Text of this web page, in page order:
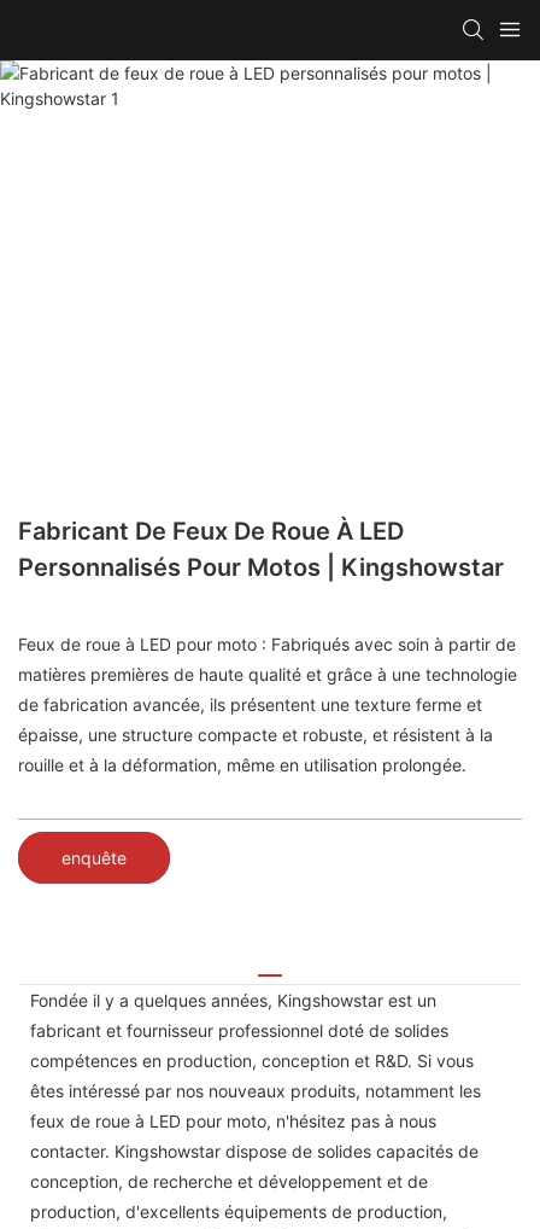
Fabricant De Feux De Roue À LED
Personnalisés Pour Motos | Kingshowstar
Feux de roue à LED pour moto : Fabriqués avec soin à partir de
matières premières de haute qualité et grâce à une technologie
de fabrication avancée, ils présentent une texture ferme et
épaisse, une structure compacte et robuste, et résistent à la
rouille et à la déformation, même en utilisation prolongée.
enquête
Fondée il y a quelques années, Kingshowstar est un
fabricant et fournisseur professionnel doté de solides
compétences en production, conception et R&D. Si vous
êtes intéressé par nos nouveaux produits, notamment les
feux de roue à LED pour moto, n'hésitez pas à nous
contacter. Kingshowstar dispose de solides capacités de
conception, de recherche et développement et de
production, d'excellents équipements de production,